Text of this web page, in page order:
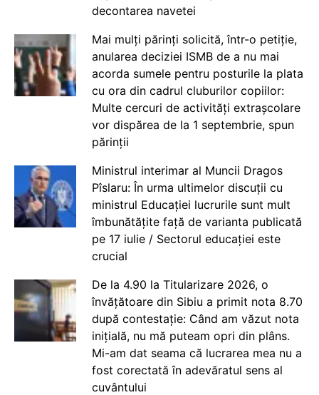
decontarea navetei
Mai mulți părinți solicită, într-o petiție,
anularea deciziei ISMB de a nu mai
acorda sumele pentru posturile la plata
cu ora din cadrul cluburilor copiilor:
Multe cercuri de activități extrașcolare
vor dispărea de la 1 septembrie, spun
părinții
Ministrul interimar al Muncii Dragos
Pîslaru: În urma ultimelor discuții cu
ministrul Educației lucrurile sunt mult
îmbunătățite față de varianta publicată
pe 17 iulie / Sectorul educației este
crucial
De la 4.90 la Titularizare 2026, o
învățătoare din Sibiu a primit nota 8.70
după contestație: Când am văzut nota
inițială, nu mă puteam opri din plâns.
Mi-am dat seama că lucrarea mea nu a
fost corectată în adevăratul sens al
cuvântului